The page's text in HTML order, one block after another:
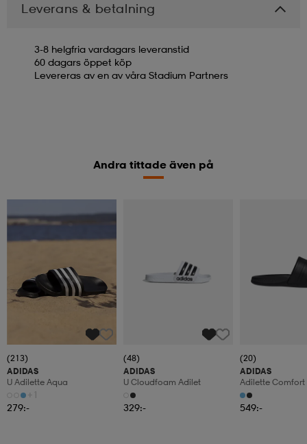
Leverans & betalning
3-8 helgfria vardagars leveranstid
60 dagars öppet köp
Levereras av en av våra Stadium Partners
Andra tittade även på
(213)
ADIDAS
U Adilette Aqua
+1
279:-
(48)
ADIDAS
U Cloudfoam Adilet
329:-
(20)
ADIDAS
Adilette Comfort
549:-